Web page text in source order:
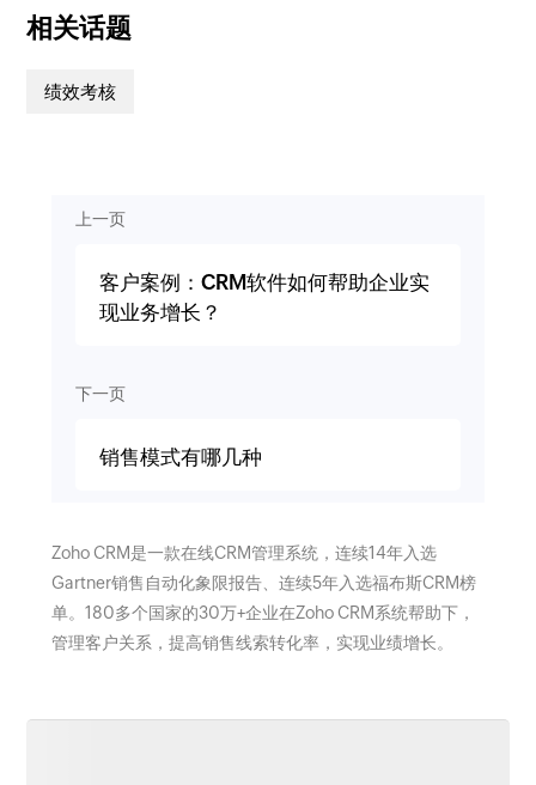
相关话题
绩效考核
上一页
客户案例：CRM软件如何帮助企业实
现业务增长？
下一页
销售模式有哪几种
Zoho CRM是一款在线CRM管理系统，连续14年入选
Gartner销售自动化象限报告、连续5年入选福布斯CRM榜
单。180多个国家的30万+企业在Zoho CRM系统帮助下，
管理客户关系，提高销售线索转化率，实现业绩增长。